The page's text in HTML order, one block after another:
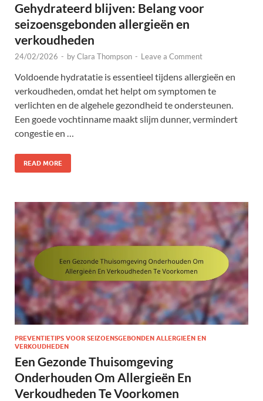
Gehydrateerd blijven: Belang voor
seizoensgebonden allergieën en
verkoudheden
24/02/2026 - byClara Thompson - Leave a Comment
Voldoende hydratatie is essentieel tijdens allergieën en
verkoudheden, omdat het helpt om symptomen te
verlichten en de algehele gezondheid te ondersteunen.
Een goede vochtinname maakt slijm dunner, vermindert
congestie en …
READ MORE
PREVENTIETIPS VOOR SEIZOENSGEBONDEN ALLERGIEËN EN
VERKOUDHEDEN
Een Gezonde Thuisomgeving
Onderhouden Om Allergieën En
Verkoudheden Te Voorkomen